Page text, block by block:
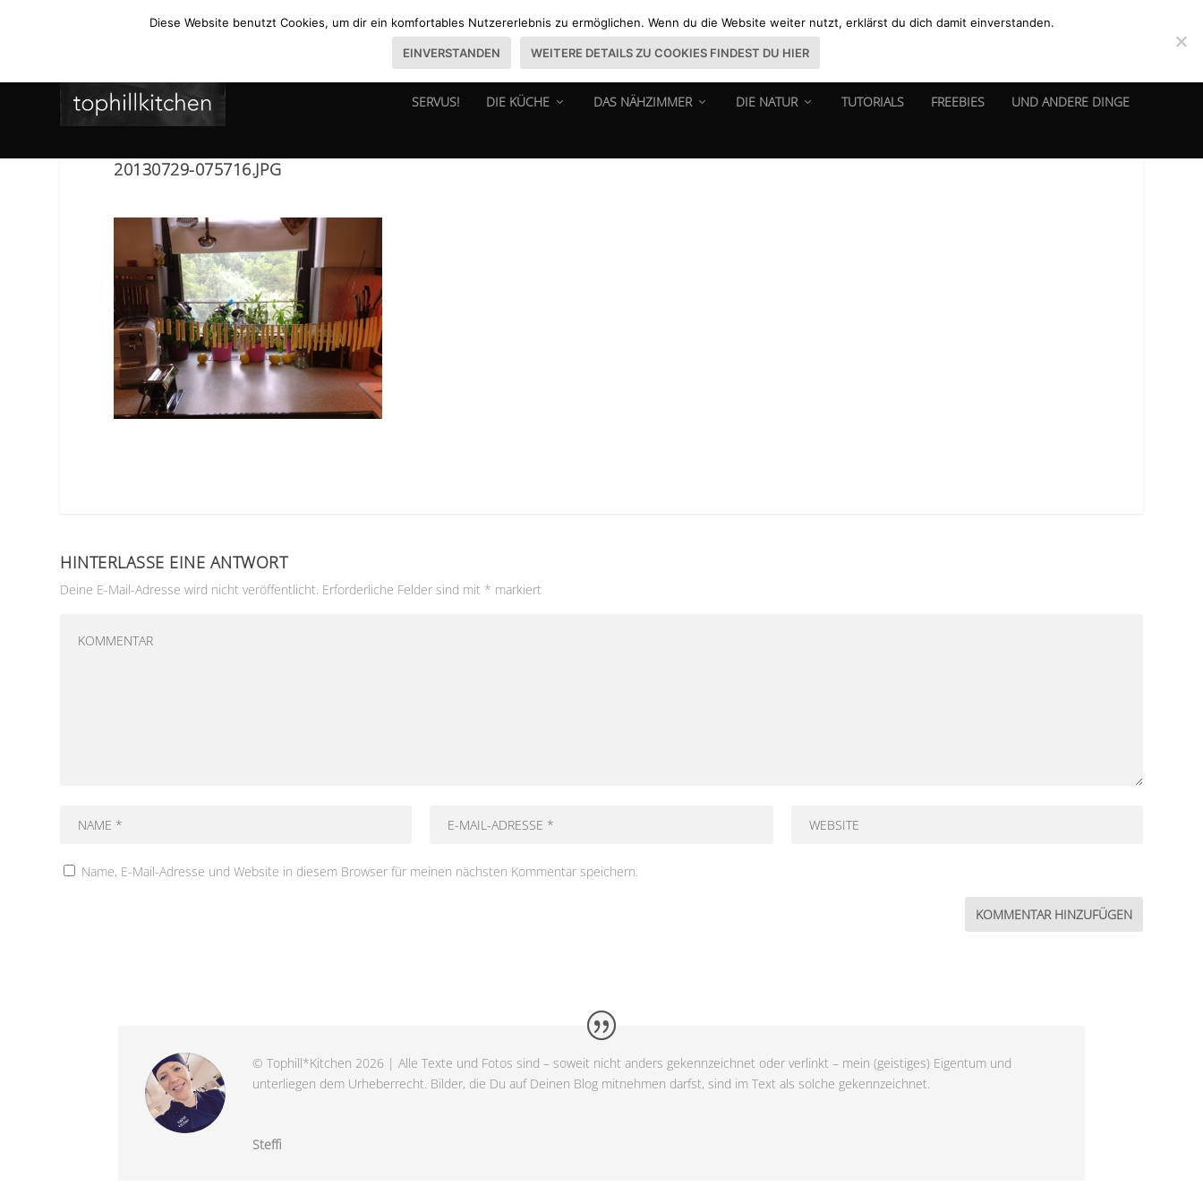
SERVUS! DIE KÜCHE DAS NÄHZIMMER DIE NATUR TUTORIALS FREEBIES UND ANDERE DINGE
20130729-075716.JPG
HINTERLASSE EINE ANTWORT
Deine E-Mail-Adresse wird nicht veröffentlicht. Erforderliche Felder sind mit * markiert
Name, E-Mail-Adresse und Website in diesem Browser für meinen nächsten Kommentar speichern.
© Tophill*Kitchen 2026 | Alle Texte und Fotos sind – soweit nicht anders gekennzeichnet oder verlinkt – mein (geistiges) Eigentum und
unterliegen dem Urheberrecht. Bilder, die Du auf Deinen Blog mitnehmen darfst, sind im Text als solche gekennzeichnet.
Steffi
Diese Website benutzt Cookies, um dir ein komfortables Nutzererlebnis zu ermöglichen. Wenn du die Website weiter nutzt, erklärst du dich damit einverstanden.
EINVERSTANDEN WEITERE DETAILS ZU COOKIES FINDEST DU HIER